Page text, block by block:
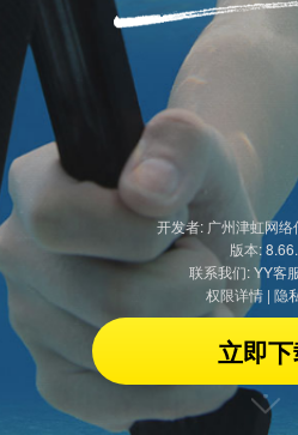
开发者: 广州津虹网络
版本:
联系我们: YY客
权限详情| 隐
立即
适合较早面世的